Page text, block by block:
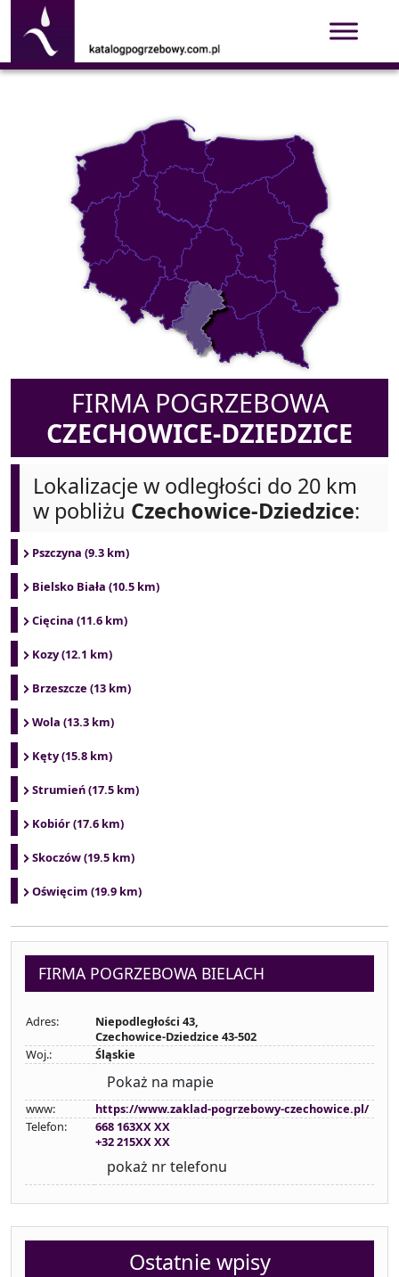
FIRMA POGRZEBOWA
CZECHOWICE-DZIEDZICE
Lokalizacje w odległości do 20 km
w pobliżu Czechowice-Dziedzice:
Pszczyna (9.3 km)
Bielsko Biała (10.5 km)
Cięcina (11.6 km)
Kozy (12.1 km)
Brzeszcze (13 km)
Wola (13.3 km)
Kęty (15.8 km)
Strumień (17.5 km)
Kobiór (17.6 km)
Skoczów (19.5 km)
Oświęcim (19.9 km)
FIRMA POGRZEBOWA BIELACH
Adres:
Niepodległości 43,
Czechowice-Dziedzice 43-502
Woj.:
Śląskie
Pokaż na mapie
www:
https://www.zaklad-pogrzebowy-czechowice.pl/
Telefon:
668 163XX XX
+32 215XX XX
pokaż nr telefonu
Ostatnie wpisy